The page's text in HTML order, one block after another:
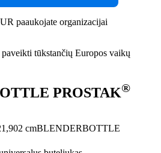
paaukojate organizacijai
tūkstančių Europos vaikų
PROSTAK®
cmBLENDERBOTTLE